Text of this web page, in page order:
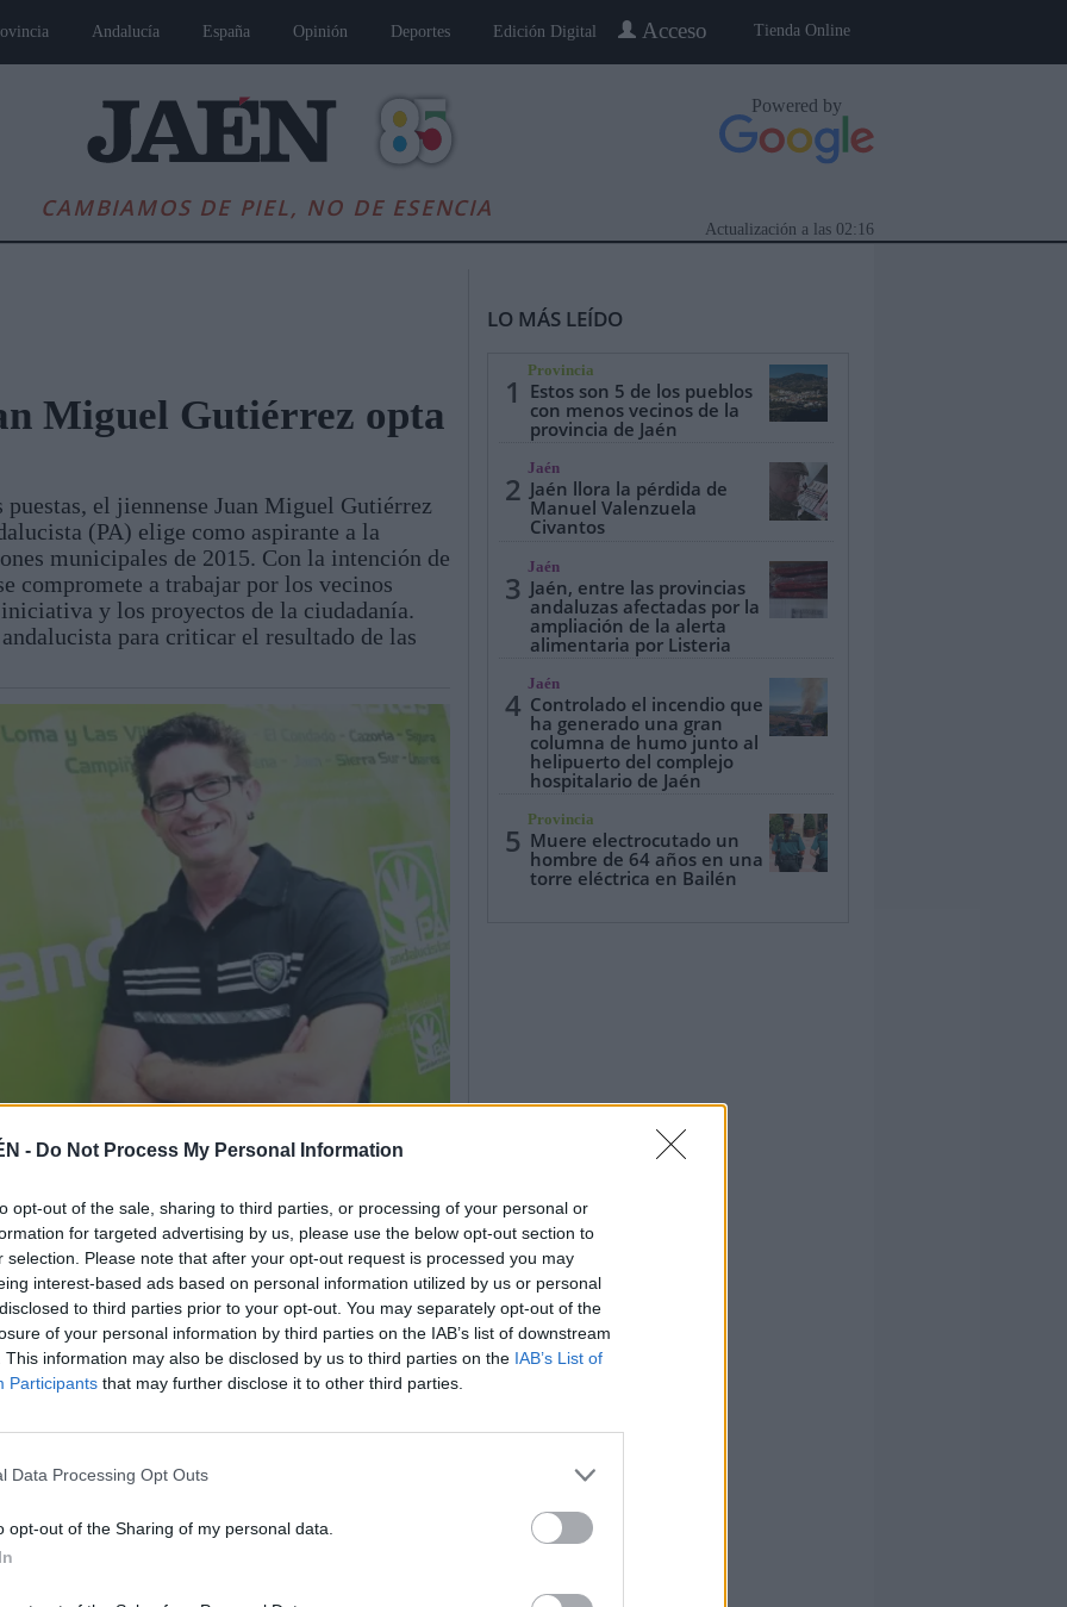
- Do Not Process My Personal Information
opt-out of the sale, sharing to third parties, or processing of your personal or
for targeted advertising by us, please use the below opt-out section to
selection. Please note that after your opt-out request is processed you may
interest-based ads based on personal information utilized by us or personal
to third parties prior to your opt-out. You may separately opt-out of the
of your personal information by third parties on the IAB’s list of downstream
This information may also be disclosed by us to third parties on the IAB’s List of
Participants that may further disclose it to other third parties.
Data Processing Opt Outs
opt-out of the Sharing of my personal data.
Tienda Online
Acceso
Andalucía España Opinión Deportes Edición Digital
CAMBIAMOS DE PIEL, NO DE ESENCIA
Powered by
02:16
Actualización a las
Jaén, Pueblo a Pueblo Especiales
Miguel Gutiérrez opta
el jiennense Juan Miguel Gutiérrez
(PA) elige como aspirante a la
municipales de 2015. Con la intención de
compromete a trabajar por los vecinos
y los proyectos de la ciudadanía.
para criticar el resultado de las
Gutiérrez recordó el apoyo a los residentes de la
a la Junta ante el pasado conflicto de las fuentes
el grupo socialista. También expresó su posición a
de las pequeñas y medianas empresas. Por otra
de rendimiento del Ayuntamiento hacia el
fallos en el pasado pero nunca meteremos mano a
por el apoyo recibido y abrió su candidatura
de las redes sociales. “Tendremos una
sus ideas y prometo que las leeré todas”,
Twitter “yonomeconformoj”.
PA, Francisco Mendieta, resaltó el compromiso y la
LO MÁS LEÍDO
1
Provincia
Estos son 5 de los pueblos
con menos vecinos de la
provincia de Jaén
2
Jaén
Jaén llora la pérdida de
Manuel Valenzuela
Civantos
3
Jaén
Jaén, entre las provincias
andaluzas afectadas por la
ampliación de la alerta
alimentaria por Listeria
4
Jaén
Controlado el incendio que
ha generado una gran
columna de humo junto al
helipuerto del complejo
hospitalario de Jaén
5
Provincia
Muere electrocutado un
hombre de 64 años en una
torre eléctrica en Bailén